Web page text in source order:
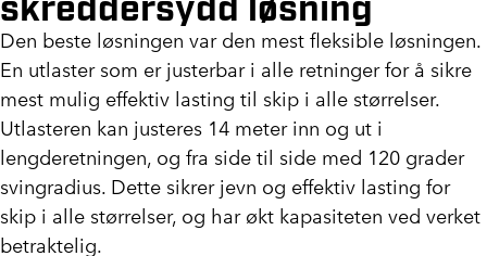
Den beste løsningen var den mest fleksible løsningen.
En utlaster som er justerbar i alle retninger for å sikre
mest mulig effektiv lasting til skip i alle størrelser.
Utlasteren kan justeres 14 meter inn og ut i
lengderetningen, og fra side til side med 120 grader
svingradius. Dette sikrer jevn og effektiv lasting for
skip i alle størrelser, og har økt kapasiteten ved verket
betraktelig.